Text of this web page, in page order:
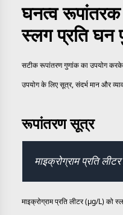
घनत्व
स्लग प्रति
सटीक रूपांतरण गुणांक का उपयोग करके
उपयोग के लिए सूत्र, संदर्भ मान और
रूपांतरण सूत्र
माइक्रोग्राम प्रति
माइक्रोग्राम प्रति लीटर (µg/L)